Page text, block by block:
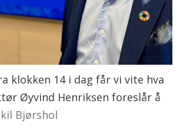
klokken 14 i dag får vi vite hva
Øyvind Henriksen foreslår å
Bjørshol